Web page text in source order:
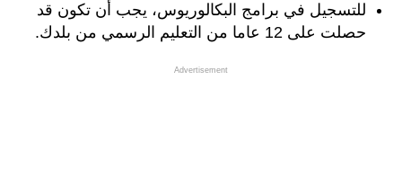
للتسجيل في برامج البكالوريوس، يجب أن تكون قد
حصلت على 12 عاما من التعليم الرسمي من بلدك.
Advertisement